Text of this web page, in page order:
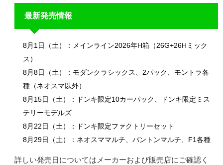
最新発売情報
8月1日（土）：メインライン2026年H箱（26G+26Hミック
ス）
8月8日（土）：モダンクラシックス、2パック、モントラ各
種（ネオスマ以外）
8月15日（土）：ドンキ限定10カーパック、ドンキ限定ミス
テリーモデルズ
8月22日（土）：ドンキ限定ファクトリーセット
8月29日（土）：ネオスママルチ、パントンマルチ、F1各種
詳しい発売日についてはメーカーおよび販売店にご確認く